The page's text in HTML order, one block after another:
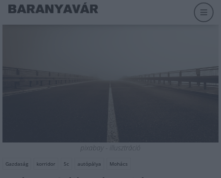
pixabay - illusztráció
Gazdaság korridor 5c autópálya Mohács